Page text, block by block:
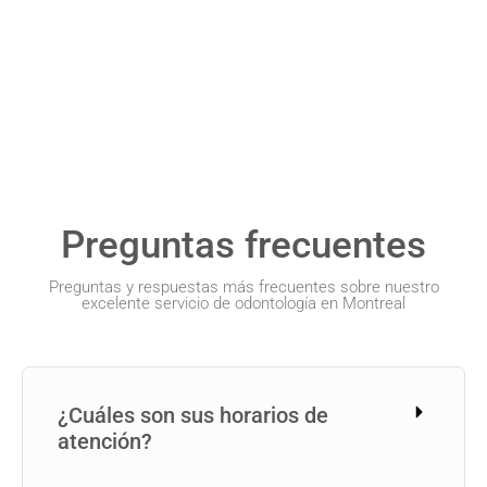
Preguntas frecuentes
Preguntas y respuestas más frecuentes sobre nuestro
excelente servicio de odontología en Montreal
¿Cuáles son sus horarios de
atención?